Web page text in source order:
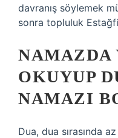
davranış söylemek
sonra topluluk
NAMAZDA
OKUYUP
NAMAZI
Dua, dua sırasında